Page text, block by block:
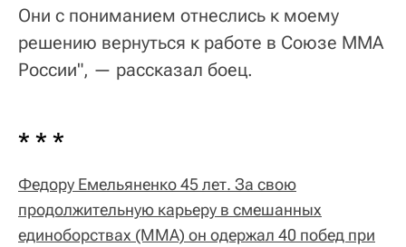
Они с пониманием отнеслись к моему
решению вернуться к работе в Союзе ММА
России", — рассказал боец.
* * *
Федору Емельяненко 45 лет. За свою
продолжительную карьеру в смешанных
единоборствах (MMA) он одержал 40 побед при